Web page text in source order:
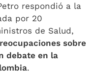
respondió a la
por 20
de Salud,
sobre
debate en la
.